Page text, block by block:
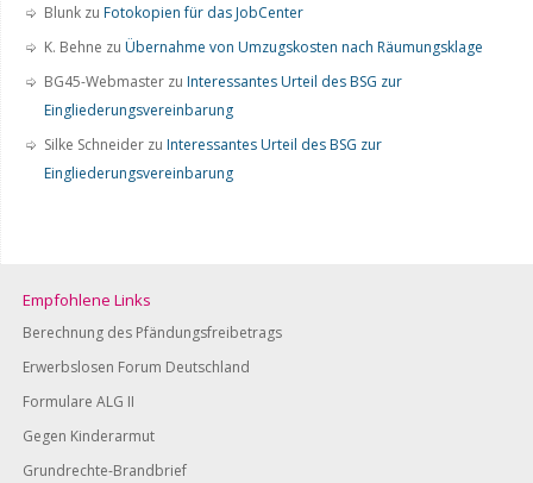
Blunk zu Fotokopien für das JobCenter
K. Behne zu Übernahme von Umzugskosten nach Räumungsklage
BG45-Webmaster zu Interessantes Urteil des BSG zur
Eingliederungsvereinbarung
Silke Schneider zu Interessantes Urteil des BSG zur
Eingliederungsvereinbarung
Empfohlene Links
Berechnung des Pfändungsfreibetrags
Erwerbslosen Forum Deutschland
Formulare ALG II
Gegen Kinderarmut
Grundrechte-Brandbrief